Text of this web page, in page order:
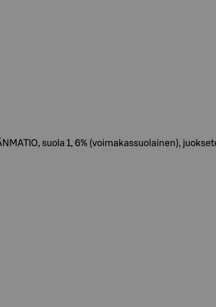
suola 1, 6% (voimakassuolainen),